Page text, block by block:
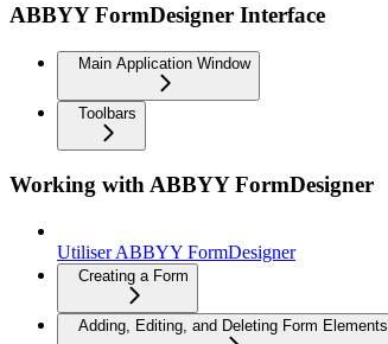
ABBYY FormDesigner Interface
Main Application Window
Toolbars
Working with ABBYY FormDesigner
Utiliser ABBYY FormDesigner
Creating a Form
Adding, Editing, and Deleting Form Elements